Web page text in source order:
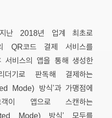
난 2018년 업계 최초로
QR코드 결제 서비스를
서비스의 앱을 통해 생성한
더기로 판독해 결제하는
Mode) 방식’과 가맹점에
이 앱으로 스캔하는
Mode) 방식’ 모두를